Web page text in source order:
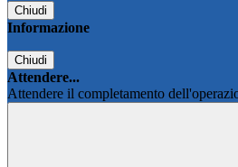
Chiudi
Informazione
Chiudi
Attendere...
Attendere il completamento